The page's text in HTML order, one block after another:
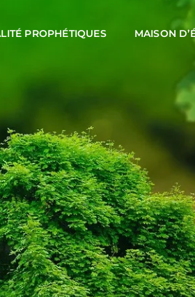
PROPHÉTIQUES MAISON